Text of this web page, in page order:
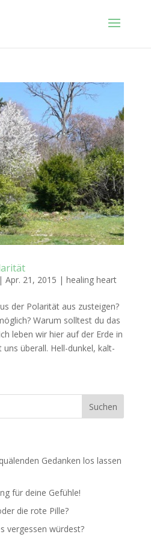
| Apr. 21, 2015 | healing heart
der Polarität aus zusteigen?
Warum solltest du das
leben wir hier auf der Erde in
überall. Hell-dunkel, kalt-
Gedanken los lassen
für deine Gefühle!
die rote Pille?
vergessen würdest?